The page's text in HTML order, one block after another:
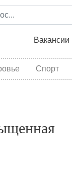
Вакансии
Спорт